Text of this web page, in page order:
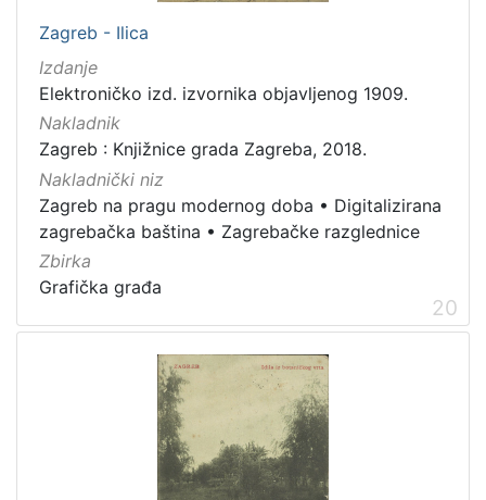
Zagreb - Ilica
Izdanje
Elektroničko izd. izvornika objavljenog 1909.
Nakladnik
Zagreb : Knjižnice grada Zagreba, 2018.
Nakladnički niz
Zagreb na pragu modernog doba • Digitalizirana
zagrebačka baština • Zagrebačke razglednice
Zbirka
Grafička građa
20